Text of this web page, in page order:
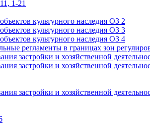
1-21
культурного наследия ОЗ 2
культурного наследия ОЗ 3
культурного наследия ОЗ 4
регламенты в границах зон
застройки и хозяйственной
застройки и хозяйственной
застройки и хозяйственной